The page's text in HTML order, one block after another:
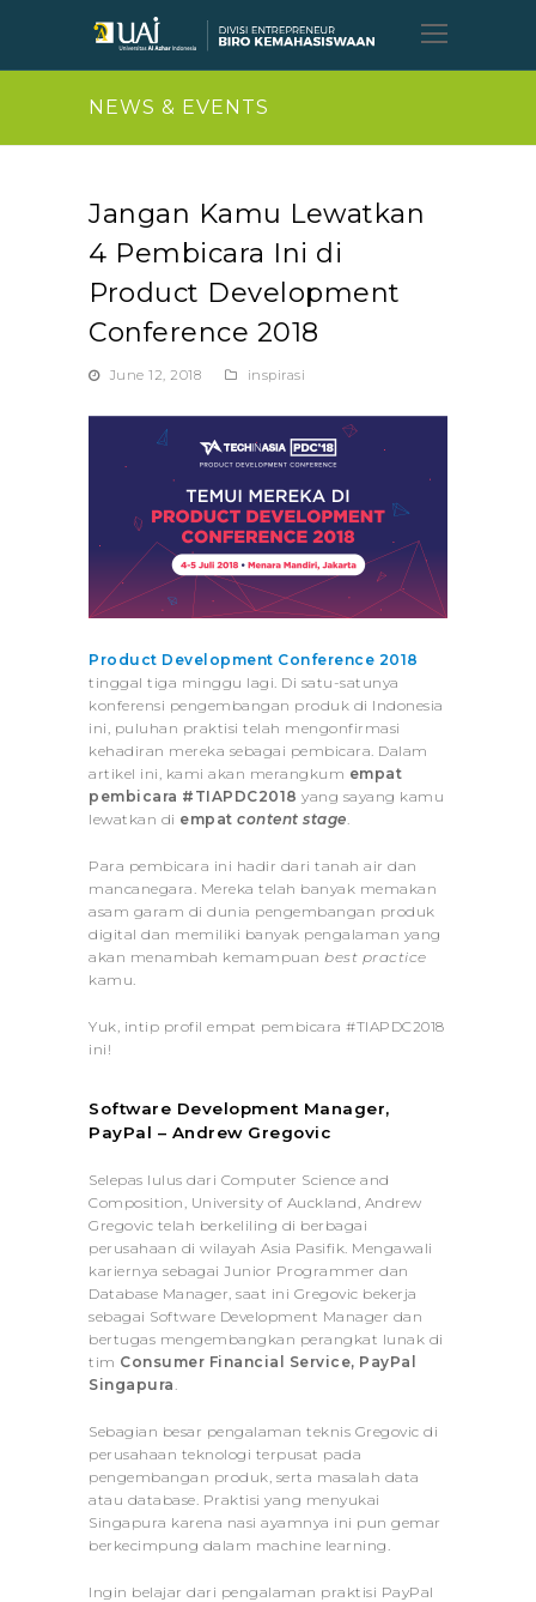
Open
Mobile
NEWS & EVENTS
Jangan Kamu Lewatkan
4 Pembicara Ini di
Product Development
Conference 2018
June 12, 2018 inspirasi
Product Development Conference 2018
tinggal tiga minggu lagi. Di satu-satunya
konferensi pengembangan produk di Indonesia
ini, puluhan praktisi telah mengonfirmasi
kehadiran mereka sebagai pembicara. Dalam
artikel ini, kami akan merangkum empat
pembicara #TIAPDC2018 yang sayang kamu
lewatkan di empat content stage.
Para pembicara ini hadir dari tanah air dan
mancanegara. Mereka telah banyak memakan
asam garam di dunia pengembangan produk
digital dan memiliki banyak pengalaman yang
akan menambah kemampuan best practice
kamu.
Yuk, intip profil empat pembicara #TIAPDC2018
ini!
Software Development Manager,
PayPal – Andrew Gregovic
Selepas lulus dari Computer Science and
Composition, University of Auckland, Andrew
Gregovic telah berkeliling di berbagai
perusahaan di wilayah Asia Pasifik. Mengawali
kariernya sebagai Junior Programmer dan
Database Manager, saat ini Gregovic bekerja
sebagai Software Development Manager dan
bertugas mengembangkan perangkat lunak di
tim Consumer Financial Service, PayPal
Singapura.
Sebagian besar pengalaman teknis Gregovic di
perusahaan teknologi terpusat pada
pengembangan produk, serta masalah data
atau database. Praktisi yang menyukai
Singapura karena nasi ayamnya ini pun gemar
berkecimpung dalam machine learning.
Ingin belajar dari pengalaman praktisi PayPal